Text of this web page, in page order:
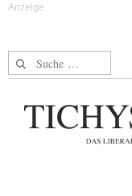
Suche nach: